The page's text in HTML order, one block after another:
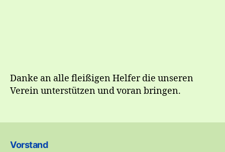
Danke an alle fleißigen Helfer die unseren
Verein unterstützen und voran bringen.
Vorstand